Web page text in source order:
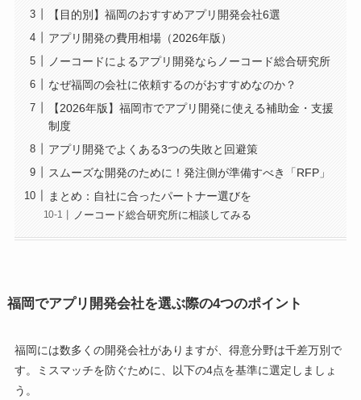
【目的別】福岡のおすすめアプリ開発会社6選
アプリ開発の費用相場（2026年版）
ノーコードによるアプリ開発ならノーコード総合研究所
なぜ福岡の会社に依頼するのがおすすめなのか？
【2026年版】福岡市でアプリ開発に使える補助金・支援
制度
アプリ開発でよくある3つの失敗と回避策
スムーズな開発のために！発注側が準備すべき「RFP」
まとめ：自社に合ったパートナー選びを
ノーコード総合研究所に相談してみる
福岡でアプリ開発会社を選ぶ際の4つのポイント
福岡には数多くの開発会社がありますが、得意分野は千差万別で
す。ミスマッチを防ぐために、以下の4点を基準に選定しましょ
う。